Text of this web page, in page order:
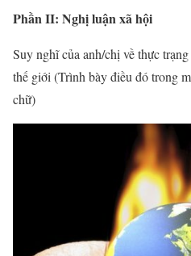
Phần II: Nghị luận xã hội
Suy nghĩ của anh/chị về thực
thế giới (Trình bày điều đó trong
chữ)